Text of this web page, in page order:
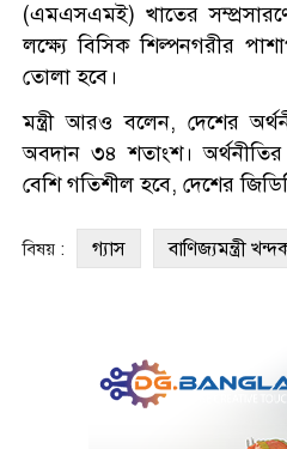
(এমএসএমই) খাতের
লক্ষ্যে বিসিক শিল্পনগরীর
তোলা হবে।
মন্ত্রী আরও বলেন, দেশের
অবদান ৩৪ শতাংশ।
বেশি গতিশীল হবে, দেশের
বিষয় : গ্যাস বাণিজ্যমন্ত্রী